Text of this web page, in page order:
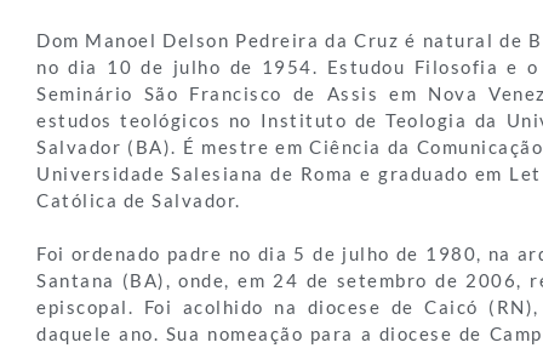
Dom Manoel Delson Pedreira da Cruz é natural de
no dia 10 de julho de 1954. Estudou Filosofia e
Seminário São Francisco de Assis em Nova
estudos teológicos no Instituto de Teologia da
Salvador (BA). É mestre em Ciência da
Universidade Salesiana de Roma e graduado em
Católica de Salvador.
Foi ordenado padre no dia 5 de julho de 1980, na
Santana (BA), onde, em 24 de setembro de 2006,
episcopal. Foi acolhido na diocese de Caicó
daquele ano. Sua nomeação para a diocese de